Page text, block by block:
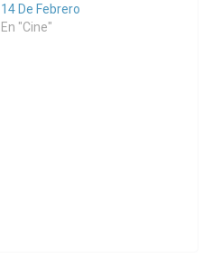
14 De Febrero
En "Cine"